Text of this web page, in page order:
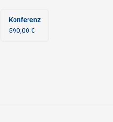
Konferenz
590,00 €